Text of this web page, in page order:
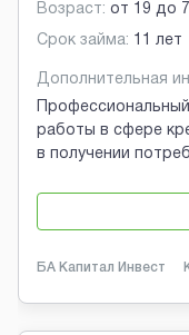
Возраст: от 19 до
Срок займа: 11 лет
Дополнительная
работы в сфере
в получении
БА Капитал Инвест